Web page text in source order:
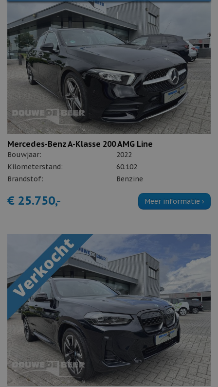
Mercedes-Benz A-Klasse 200 AMG Line
Bouwjaar:
2022
Kilometerstand:
60.102
Brandstof:
Benzine
€ 25.750,- Meer informatie ›